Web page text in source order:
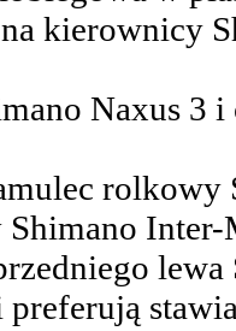
kierownicy
Naxus 3
Shimano